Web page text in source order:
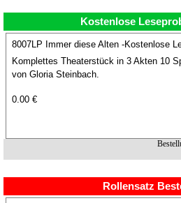
Kostenlose
8007LP Immer diese Alten -Kostenlose
Komplettes Theaterstück in 3 Akten 10
von Gloria Steinbach.
0.00 €
Rollensatz